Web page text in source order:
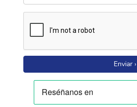
Enviar ›